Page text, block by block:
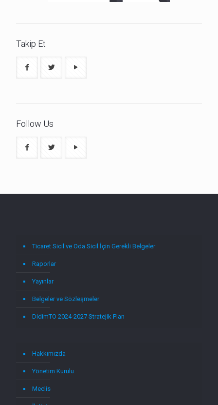
Takip Et
Follow Us
Ticaret Sicil ve Oda Sicil İçin Gerekli Belgeler
Raporlar
Yayınlar
Belgeler ve Sözleşmeler
DidimTO 2024-2027 Stratejik Plan
Hakkımızda
Yönetim Kurulu
Meclis